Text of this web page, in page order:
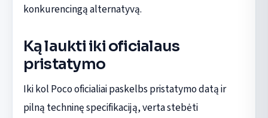
konkurencingą alternatyvą.
Ką laukti iki oficialaus
pristatymo
Iki kol Poco oficialiai paskelbs pristatymo datą ir
pilną techninę specifikaciją, verta stebėti